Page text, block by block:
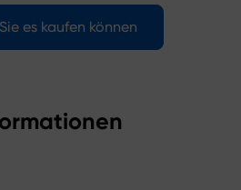
es kaufen können